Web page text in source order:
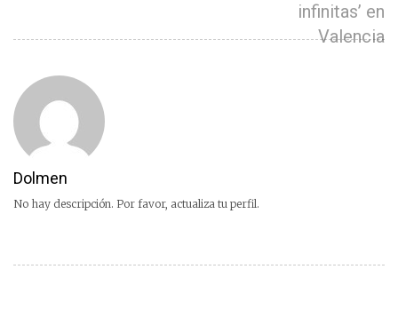
infinitas’ en
Valencia
Dolmen
No hay descripción. Por favor, actualiza tu perfil.